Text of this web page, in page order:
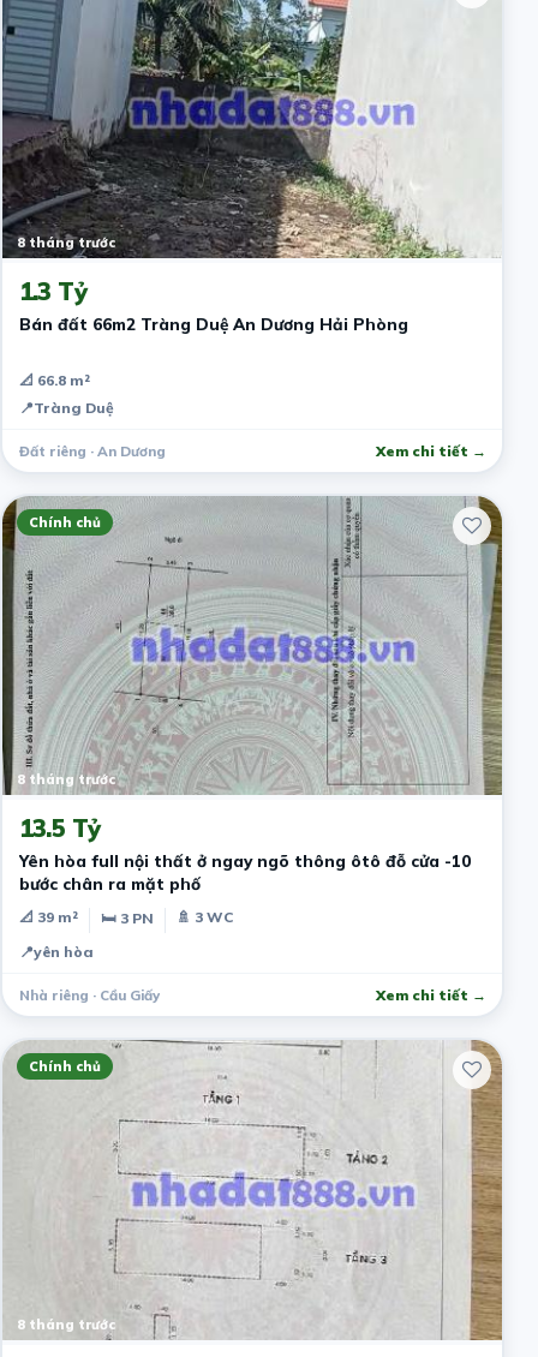
8 tháng trước
1.3 Tỷ
Bán đất 66m2 Tràng Duệ An Dương Hải Phòng
📐 66.8 m²
📍Tràng Duệ
Đất riêng · An Dương Xem chi tiết →
Chính chủ
8 tháng trước
13.5 Tỷ
Yên hòa full nội thất ở ngay ngõ thông ôtô đỗ cửa -10
bước chân ra mặt phố
📐 39 m² 🛏 3 PN
🚿 3 WC
📍yên hòa
Nhà riêng · Cầu Giấy Xem chi tiết →
Chính chủ
8 tháng trước